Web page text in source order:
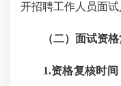
开招聘工作人员面试
（二） 面试资
1.资格复核时间